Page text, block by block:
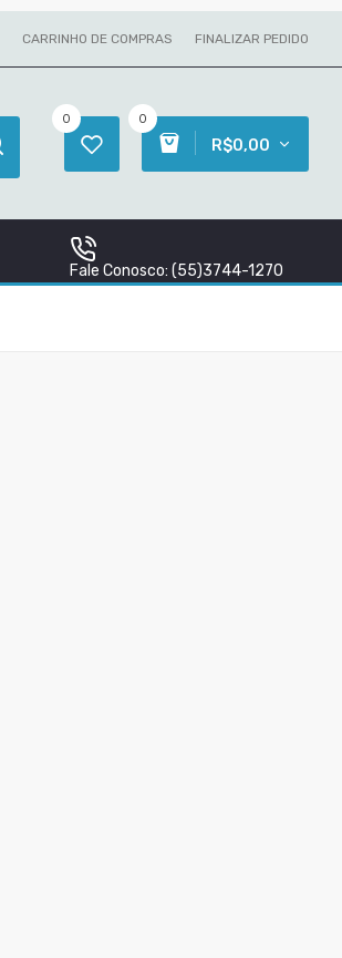
CARRINHO DE COMPRAS FINALIZAR PEDIDO
0
R$0,00
0
Fale Conosco: (55)3744-1270